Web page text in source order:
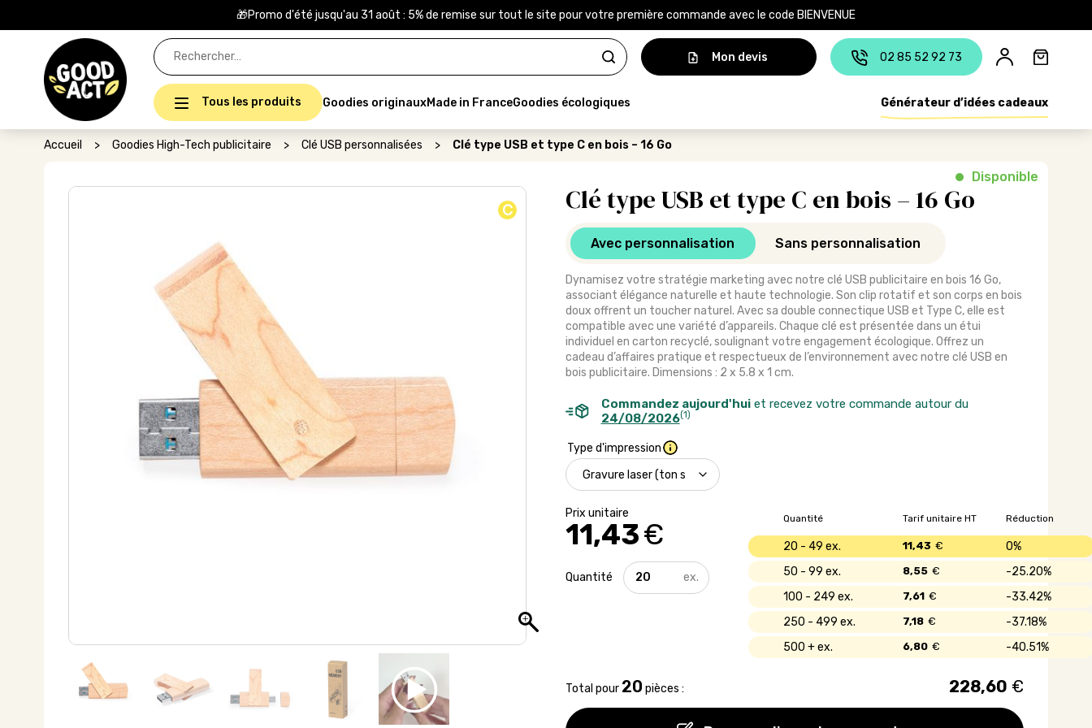
🎁Promo d'été jusqu'au 31 août : 5% de remise sur tout le site pour votre première commande avec le code BIENVENUE
Rechercher :
Mon devis
02 85 52 92 73
Tous les produits Goodies originauxMade in FranceGoodies écologiques Générateur d’idées cadeaux
Accueil > Goodies High-Tech publicitaire > Clé USB personnalisées > Clé type USB et type C en bois – 16 Go
C Clé type USB et type C en bois – 16 Go
Disponible
Avec personnalisation Sans personnalisation
Dynamisez votre stratégie marketing avec notre clé USB publicitaire en bois 16 Go,
associant élégance naturelle et haute technologie. Son clip rotatif et son corps en bois
doux offrent un toucher naturel. Avec sa double connectique USB et Type C, elle est
compatible avec une variété d’appareils. Chaque clé est présentée dans un étui
individuel en carton recyclé, soulignant votre engagement écologique. Offrez un
cadeau d’affaires pratique et respectueux de l’environnement avec notre clé USB en
bois publicitaire. Dimensions : 2 x 5.8 x 1 cm.
Commandez aujourd'huiet recevez votre commande autour du
24/08/2026(1)
Type d'impression
11,43€
quantité
de
en
bois
Quantité Réduction
Tarif unitaire HT
20 - 49 0%
11,43 €
50 - 99 25.20%
8,55 €
100 - 249 33.42%
7,61 €
250 - 499 37.18%
7,18 €
500 + 40.51%
6,80 €
Total pour 20 pièces : 228,60 €